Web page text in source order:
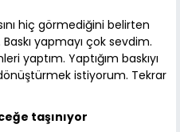
hiç görmediğini belirten
yapmayı çok sevdim.
yaptım. Yaptığım baskıyı
istiyorum. Tekrar
taşınıyor